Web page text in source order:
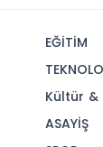
EĞİTİM
Kültür &
ASAYİŞ